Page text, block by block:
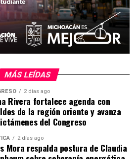
MÁS LEÍDAS
2 días ago
Rivera fortalece agenda con
de la región oriente y avanza
del Congreso
2 días ago
Mora respalda postura de Claudia